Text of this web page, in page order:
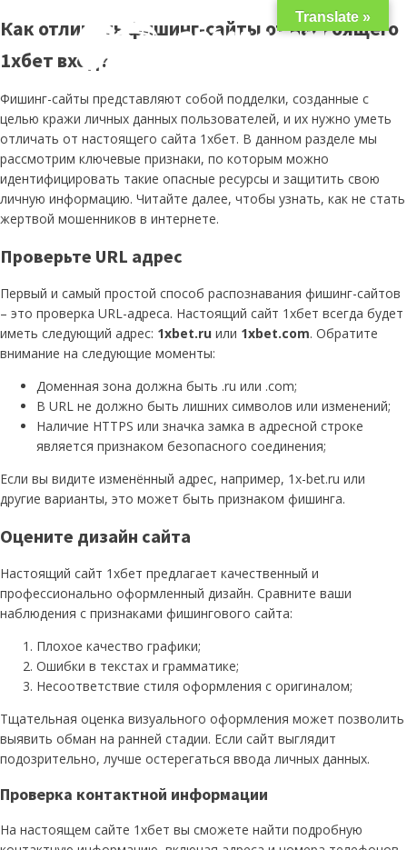
Как отличить фишинг-сайты от настоящего
1хбет вход?
Фишинг-сайты представляют собой подделки, созданные с
целью кражи личных данных пользователей, и их нужно уметь
отличать от настоящего сайта 1хбет. В данном разделе мы
рассмотрим ключевые признаки, по которым можно
идентифицировать такие опасные ресурсы и защитить свою
личную информацию. Читайте далее, чтобы узнать, как не стать
жертвой мошенников в интернете.
Проверьте URL адрес
Первый и самый простой способ распознавания фишинг-сайтов
– это проверка URL-адреса. Настоящий сайт 1хбет всегда будет
иметь следующий адрес: 1xbet.ru или 1xbet.com. Обратите
внимание на следующие моменты:
Доменная зона должна быть .ru или .com;
В URL не должно быть лишних символов или изменений;
Наличие HTTPS или значка замка в адресной строке
является признаком безопасного соединения;
Если вы видите изменённый адрес, например, 1x-bet.ru или
другие варианты, это может быть признаком фишинга.
Оцените дизайн сайта
Настоящий сайт 1хбет предлагает качественный и
профессионально оформленный дизайн. Сравните ваши
наблюдения с признаками фишингового сайта:
Плохое качество графики;
Ошибки в текстах и грамматике;
Несоответствие стиля оформления с оригиналом;
Тщательная оценка визуального оформления может позволить
выявить обман на ранней стадии. Если сайт выглядит
подозрительно, лучше остерегаться ввода личных данных.
Проверка контактной информации
На настоящем сайте 1хбет вы сможете найти подробную
Translate »